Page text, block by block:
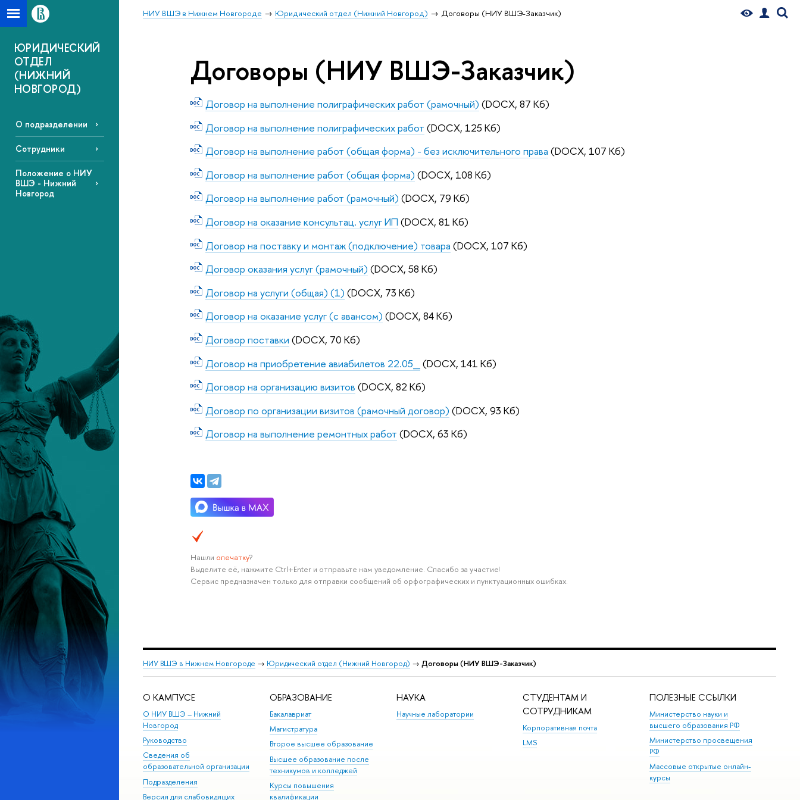
НИУ ВШЭ в Нижнем Новгороде Юридический отдел (Нижний Новгород) Договоры (НИУ ВШЭ-Заказчик)
ЮРИДИЧЕСКИЙ
ОТДЕЛ
(НИЖНИЙ
НОВГОРОД)
О подразделении
Сотрудники
Положение о НИУ
ВШЭ - Нижний
Новгород
Договоры (НИУ ВШЭ-Заказчик)
Договор на выполнение полиграфических работ (рамочный) (DOCX, 87 Кб)
Договор на выполнение полиграфических работ (DOCX, 125 Кб)
Договор на выполнение работ (общая форма) - без исключительного права (DOCX, 107 Кб)
Договор на выполнение работ (общая форма) (DOCX, 108 Кб)
Договор на выполнение работ (рамочный) (DOCX, 79 Кб)
Договор на оказание консультац. услуг ИП (DOCX, 81 Кб)
Договор на поставку и монтаж (подключение) товара (DOCX, 107 Кб)
Договор оказания услуг (рамочный) (DOCX, 58 Кб)
Договор на услуги (общая) (1) (DOCX, 73 Кб)
Договор на оказание услуг (с авансом) (DOCX, 84 Кб)
Договор поставки (DOCX, 70 Кб)
Договор на приобретение авиабилетов 22.05_
(DOCX, 141 Кб)
Договор на организацию визитов (DOCX, 82 Кб)
Договор по организации визитов (рамочный договор) (DOCX, 93 Кб)
Договор на выполнение ремонтных работ (DOCX, 63 Кб)
Нашли опечатку?
Выделите её, нажмите Ctrl+Enter и отправьте нам уведомление. Спасибо за участие!
Сервис предназначен только для отправки сообщений об орфографических и пунктуационных ошибках.
НИУ ВШЭ в Нижнем Новгороде → Юридический отдел (Нижний Новгород) → Договоры (НИУ ВШЭ-Заказчик)
О КАМПУСЕ
О НИУ ВШЭ – Нижний
Новгород
Руководство
Сведения об
образовательной организации
Подразделения
Версия для слабовидящих
ОБРАЗОВАНИЕ
Бакалавриат
Магистратура
Второе высшее образование
Высшее образование после
техникумов и колледжей
Курсы повышения
квалификации
НАУКА
Научные лаборатории
СТУДЕНТАМ И
СОТРУДНИКАМ
Корпоративная почта
LMS
ПОЛЕЗНЫЕ ССЫЛКИ
Министерство науки и
высшего образования РФ
Министерство просвещения
РФ
Массовые открытые онлайн-
курсы